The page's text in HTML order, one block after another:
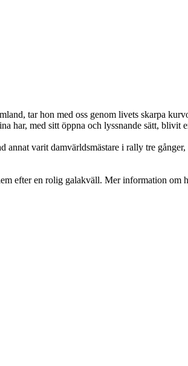
tar hon med oss genom livets skarpa
har, med sitt öppna och lyssnande sätt, blivit
varit damvärldsmästare i rally tre
efter en rolig galakväll. Mer information om